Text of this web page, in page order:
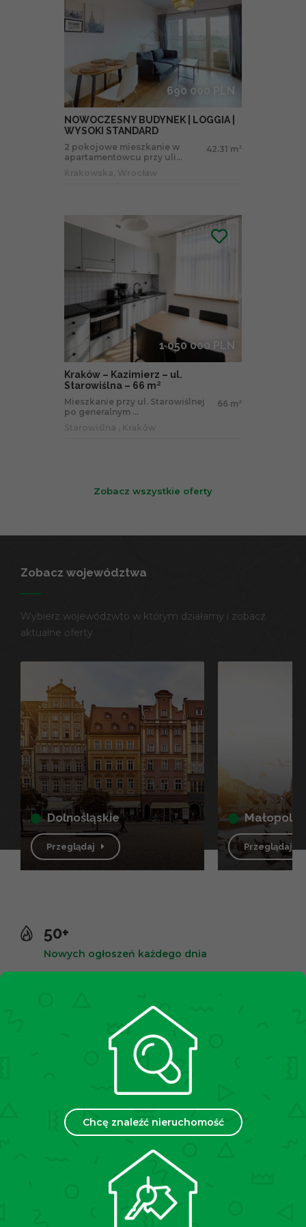
Chcę znaleźć nieruchomość
690 000 PLN
NOWOCZESNY BUDYNEK | LOGGIA |
WYSOKI STANDARD
2 pokojowe mieszkanie w
apartamentowcu przy uli...
42.31 m 2
1 050 000 PLN
Kraków – Kazimierz – ul.
Starowiślna – 66 m²
Mieszkanie przy ul. Starowiślnej
po generalnym ...
66 m 2
Zobacz wszystkie oferty
Zobacz województwa
Wybierz wojewódzwto w którym działamy i zobacz
aktualne oferty
dolnośląskie
Przeglądaj Przeglądaj
50+
Nowych ogłoszeń każdego dnia
Zadowolonych klientów
35